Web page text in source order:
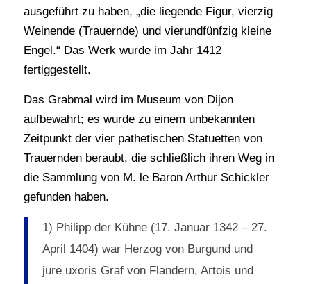
ausgeführt zu haben, „die liegende Figur, vierzig
Weinende (Trauernde) und vierundfünfzig kleine
Engel.“ Das Werk wurde im Jahr 1412
fertiggestellt.
Das Grabmal wird im Museum von Dijon
aufbewahrt; es wurde zu einem unbekannten
Zeitpunkt der vier pathetischen Statuetten von
Trauernden beraubt, die schließlich ihren Weg in
die Sammlung von M. le Baron Arthur Schickler
gefunden haben.
1) Philipp der Kühne (17. Januar 1342 – 27.
April 1404) war Herzog von Burgund und
jure uxoris Graf von Flandern, Artois und